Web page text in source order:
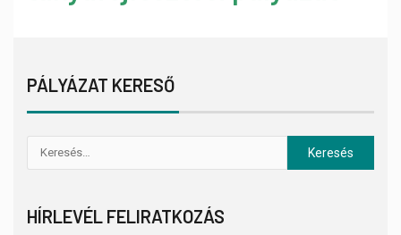
PÁLYÁZAT KERESŐ
HÍRLEVÉL FELIRATKOZÁS